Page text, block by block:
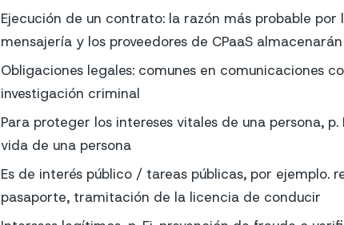
Ejecución de un contrato: la razón más probable por
mensajería y los proveedores de CPaaS
Obligaciones legales: comunes en comunicaciones
investigación criminal
Para proteger los intereses vitales de una persona,
vida de una persona
Es de interés público / tareas públicas, por ejemplo.
pasaporte, tramitación de la licencia de conducir